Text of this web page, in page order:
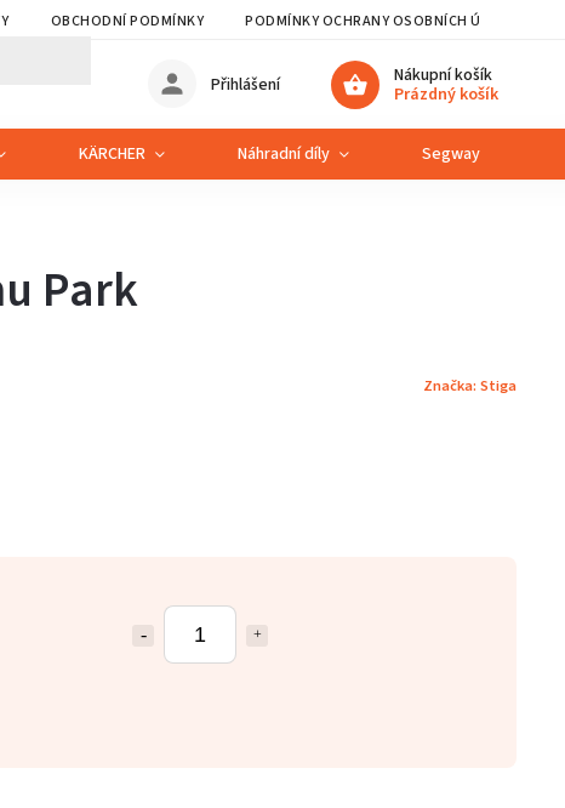
OBCHODNÍ PODMÍNKY PODMÍNKY OCHRANY OSOBNÍCH ÚDAJŮ
Nákupní košík
Prázdný košík
Přihlášení
KÄRCHER Náhradní díly Segway
Park
Značka: Stiga